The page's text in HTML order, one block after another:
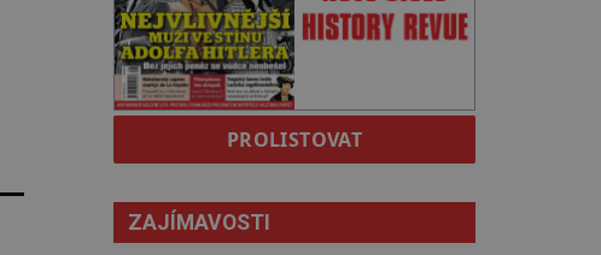
PROLISTOVAT
ZAJÍMAVOSTI